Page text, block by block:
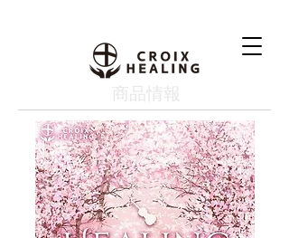
​商品情報